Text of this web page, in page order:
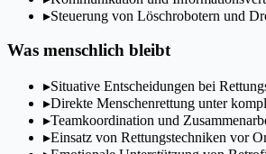
▸Steuerung von Löschrobotern und
Was menschlich bleibt
▸Situative Entscheidungen bei
▸Direkte Menschenrettung unter
▸Teamkoordination und
▸Einsatz von Rettungstechniken vor